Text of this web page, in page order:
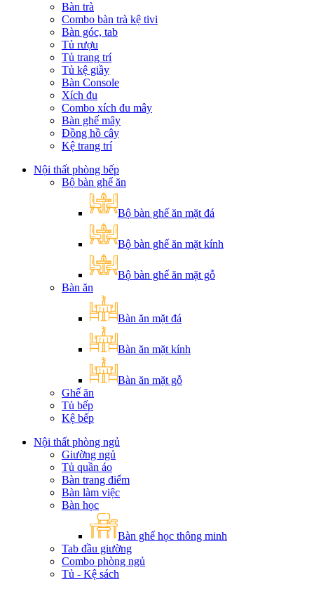
Bàn trà
Combo bàn trà kệ tivi
Bàn góc, tab
Tủ rượu
Tủ trang trí
Tủ kệ giầy
Bàn Console
Xích đu
Combo xích đu mây
Bàn ghế mây
Đồng hồ cây
Kệ trang trí
Nội thất phòng bếp
Bộ bàn ghế ăn
Bộ bàn ghế ăn mặt đá
Bộ bàn ghế ăn mặt kính
Bộ bàn ghế ăn mặt gỗ
Bàn ăn
Bàn ăn mặt đá
Bàn ăn mặt kính
Bàn ăn mặt gỗ
Ghế ăn
Tủ bếp
Kệ bếp
Nội thất phòng ngủ
Giường ngủ
Tủ quần áo
Bàn trang điểm
Bàn làm việc
Bàn học
Bàn ghế học thông minh
Tab đầu giường
Combo phòng ngủ
Tủ - Kệ sách